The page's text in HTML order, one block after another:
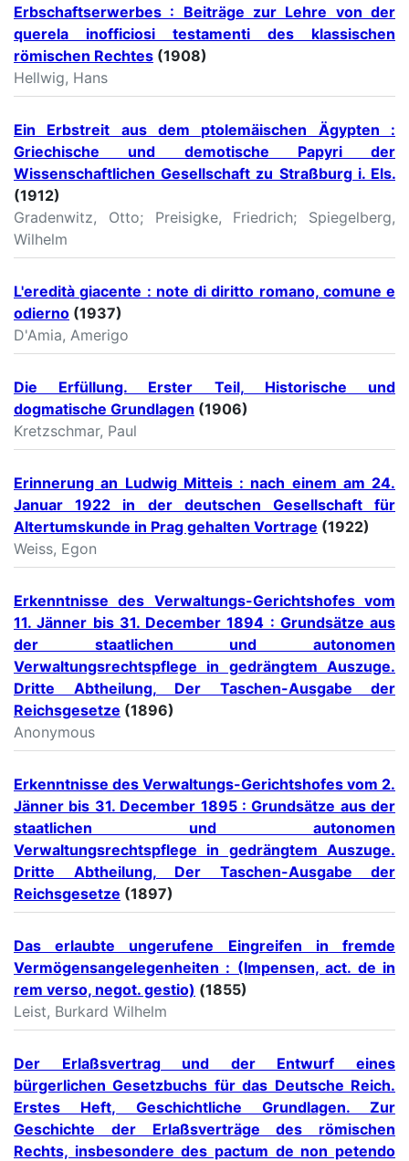
Erbschaftserwerbes : Beiträge zur Lehre von der
querela inofficiosi testamenti des klassischen
römischen Rechtes (1908)
Hellwig, Hans
Ein Erbstreit aus dem ptolemäischen Ägypten :
Griechische und demotische Papyri der
Wissenschaftlichen Gesellschaft zu Straßburg i. Els.
(1912)
Gradenwitz, Otto; Preisigke, Friedrich; Spiegelberg,
Wilhelm
L'eredità giacente : note di diritto romano, comune e
odierno (1937)
D'Amia, Amerigo
Die Erfüllung. Erster Teil, Historische und
dogmatische Grundlagen (1906)
Kretzschmar, Paul
Erinnerung an Ludwig Mitteis : nach einem am 24.
Januar 1922 in der deutschen Gesellschaft für
Altertumskunde in Prag gehalten Vortrage (1922)
Weiss, Egon
Erkenntnisse des Verwaltungs-Gerichtshofes vom
11. Jänner bis 31. December 1894 : Grundsätze aus
der staatlichen und autonomen
Verwaltungsrechtspflege in gedrängtem Auszuge.
Dritte Abtheilung, Der Taschen-Ausgabe der
Reichsgesetze (1896)
Anonymous
Erkenntnisse des Verwaltungs-Gerichtshofes vom 2.
Jänner bis 31. December 1895 : Grundsätze aus der
staatlichen und autonomen
Verwaltungsrechtspflege in gedrängtem Auszuge.
Dritte Abtheilung, Der Taschen-Ausgabe der
Reichsgesetze (1897)
Das erlaubte ungerufene Eingreifen in fremde
Vermögensangelegenheiten : (Impensen, act. de in
rem verso, negot. gestio) (1855)
Leist, Burkard Wilhelm
Der Erlaßsvertrag und der Entwurf eines
bürgerlichen Gesetzbuchs für das Deutsche Reich.
Erstes Heft, Geschichtliche Grundlagen. Zur
Geschichte der Erlaßsverträge des römischen
Rechts, insbesondere des pactum de non petendo